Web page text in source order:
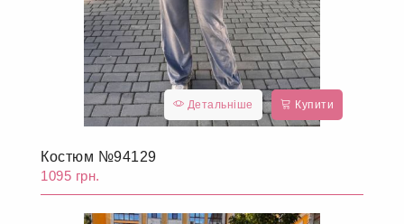
Детальніше Купити
Костюм №94129
1095 грн.